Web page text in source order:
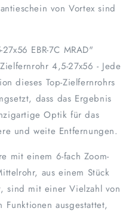
von Vortex sind
EBR-7C MRAD"
4,5-27x56 - Jede
dieses Top-Zielfernrohrs
dass das Ergebnis
Optik für das
und weite Entfernungen.
mit einem 6-fach Zoom-
aus einem Stück
sind mit einer Vielzahl von
Funktionen ausgestattet,